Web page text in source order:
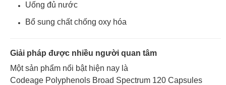
Uống đủ nước
Bổ sung chất chống oxy hóa
Giải pháp được nhiều người quan tâm
Một sản phẩm nổi bật hiện nay là
Codeage Polyphenols Broad Spectrum 120 Capsules